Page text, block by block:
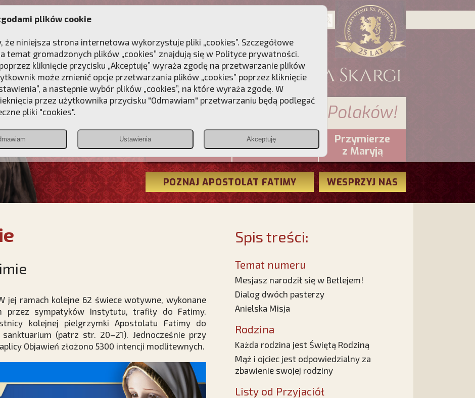
KAMPANIE DLA DUSZY
Przebudźmy sumienia Polaków!
Christiana
PCh24.pl
Przymierze
z Maryją
POZNAJ APOSTOLAT FATIMY WESPRZYJ NAS
jej ramach kolejne 62 świece wotywne, wykonane
przez sympatyków Instytutu, trafiły do Fatimy.
kolejnej pielgrzymki Apostolatu Fatimy do
(patrz str. 20–21). Jednocześnie przy
Objawień złożono 5300 intencji modlitewnych.
Spis treści:
Temat numeru
Mesjasz narodził się w Betlejem!
Dialog dwóch pasterzy
Anielska Misja
Rodzina
Każda rodzina jest Świętą Rodziną
Mąż i ojciec jest odpowiedzialny za
zbawienie swojej rodziny
Listy od Przyjaciół
plików cookie
że niniejsza strona internetowa wykorzystuje pliki „cookies”. Szczegółowe
temat gromadzonych plików „cookies” znajdują się w Polityce prywatności.
kliknięcie przycisku „Akceptuję” wyraża zgodę na przetwarzanie plików
może zmienić opcje przetwarzania plików „cookies” poprzez kliknięcie
a następnie wybór plików „cookies”, na które wyraża zgodę. W
przez użytkownika przycisku "Odmawiam" przetwarzaniu będą podlegać
pliki "cookies".
Ustawienia Akceptuję